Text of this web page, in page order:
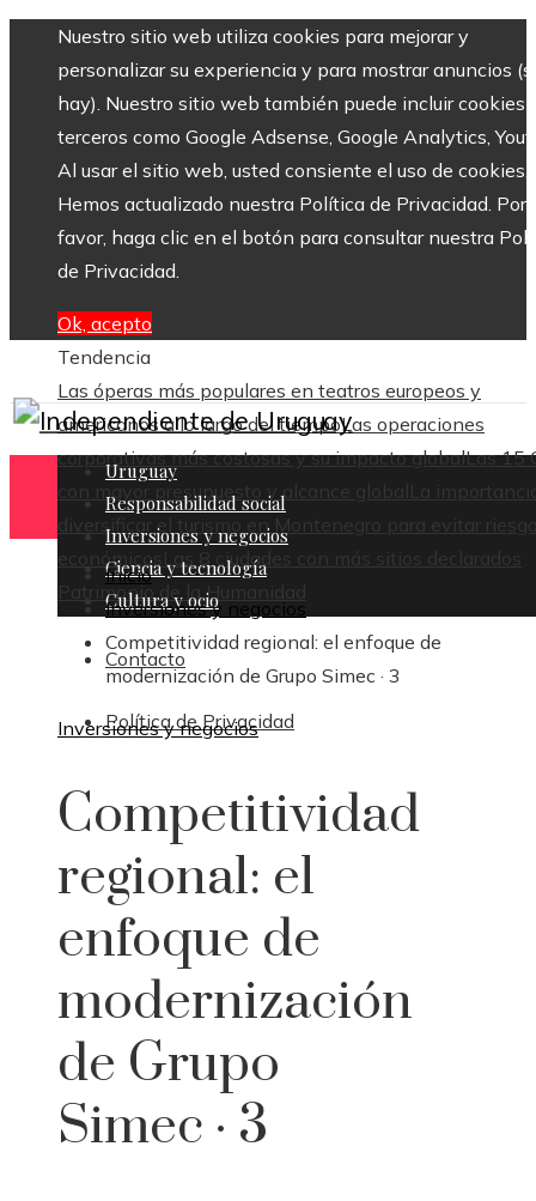
Nuestro sitio web utiliza cookies para mejorar y
personalizar su experiencia y para mostrar anuncios
hay). Nuestro sitio web también puede incluir cookies
terceros como Google Adsense, Google Analytics,
Al usar el sitio web, usted consiente el uso de cookies.
Hemos actualizado nuestra Política de Privacidad. Por
favor, haga clic en el botón para consultar nuestra
de Privacidad.
Ok, acepto
Tendencia
Las óperas más populares en teatros europeos y
americanos a lo largo del tiempoLas operaciones
corporativas más costosas y su impacto globalLas 15
con mayor presupuesto y alcance global
La
diversificar el turismo en Montenegro para evitar
económicos Las 8 ciudades con más sitios declarados
Patrimonio de la Humanidad
Contacto
Política de Privacidad
Uruguay
Responsabilidad social
Inversiones y negocios
Ciencia y tecnología
Cultura y ocio
Inicio
Inversiones y negocios
Competitividad regional: el enfoque de
modernización de Grupo Simec · 3
Inversiones y negocios
Competitividad
regional: el
enfoque de
modernización
de Grupo
Simec · 3